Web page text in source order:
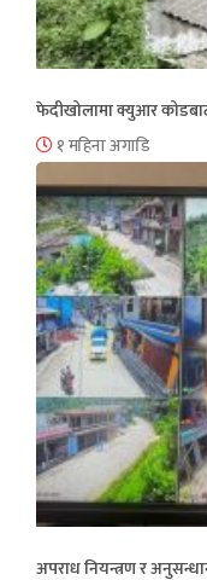
फेदीखोलामा क्युआर
१ महिना अगाडि
अपराध नियन्त्रण र